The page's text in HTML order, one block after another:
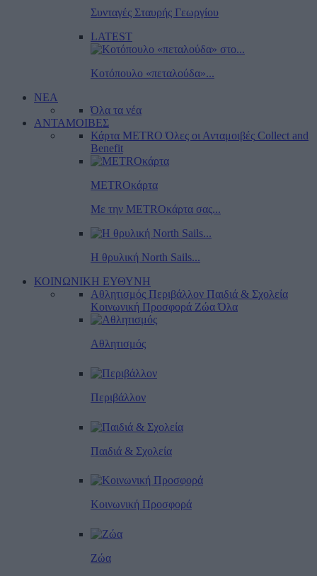
Συνταγές Σταυρής Γεωργίου
LATEST
Κοτόπουλο «πεταλούδα»...
ΝΕΑ
Όλα τα νέα
ΑΝΤΑΜΟΙΒΕΣ
Κάρτα METRO Όλες οι Ανταμοιβές Collect and
Benefit
METROκάρτα
Με την METROκάρτα σας...
Η θρυλική North Sails...
ΚΟΙΝΩΝΙΚΗ ΕΥΘΥΝΗ
Αθλητισμός Περιβάλλον Παιδιά & Σχολεία
Κοινωνική Προσφορά Ζώα Όλα
Αθλητισμός
Περιβάλλον
Παιδιά & Σχολεία
Κοινωνική Προσφορά
Ζώα